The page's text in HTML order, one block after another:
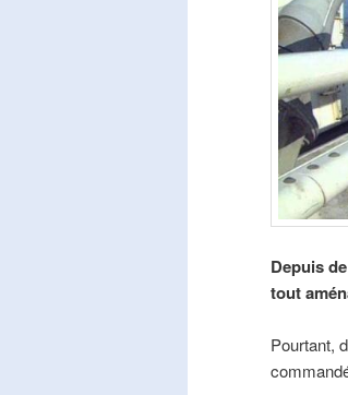
Depuis
tout
Pourtant,